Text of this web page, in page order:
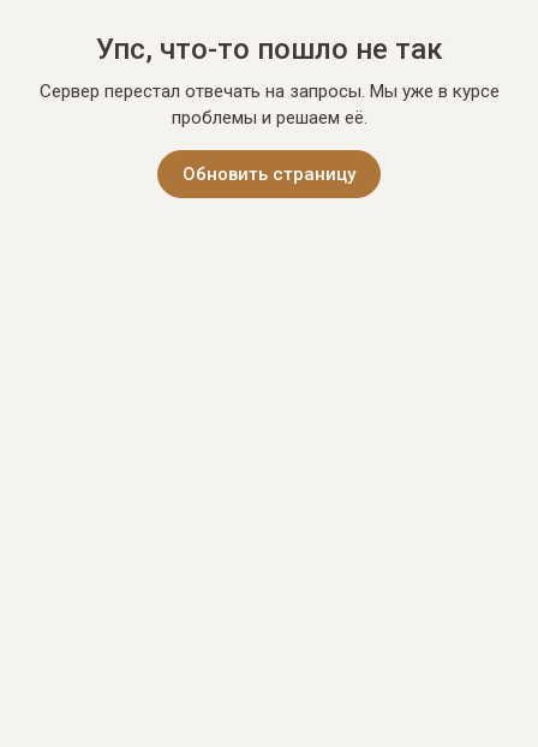
Упс, что-то пошло не так
Сервер перестал отвечать на запросы. Мы уже в курсе
проблемы и решаем её.
Обновить страницу